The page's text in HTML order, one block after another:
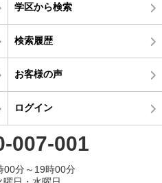
学区から検索
検索履歴
お客様の声
ログイン
007-001
00分～19時00分